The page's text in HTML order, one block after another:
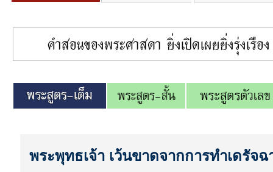
พระพุทธเจ้า เว้นขาดจากการทำเดรัจฉ